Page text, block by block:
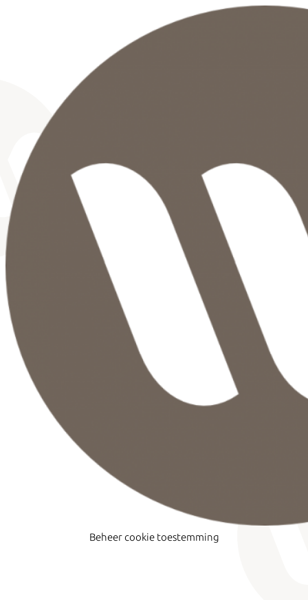
Beheer cookie toestemming